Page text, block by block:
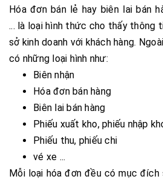
Hóa đơn bán lẻ hay biên lai bán
... là loại hình thức cho thấy thông
sở kinh doanh với khách hàng.
có những loại hình như:
Biên nhận
Hóa đơn bán hàng
Biên lai bán hàng
Phiếu xuất kho, phiếu nhập
Phiếu thu, phiếu chi
vé xe ...
Mỗi loại hóa đơn đều có mục đích